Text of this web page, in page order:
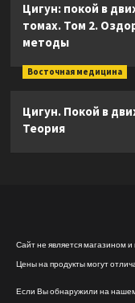
Цигун: покой в
томах. Том 2.
методы
Восточная медицина
Цигун. Покой в
Теория
Сайт не является магазином
Цены на продукты могут
Если Вы обнаружили на